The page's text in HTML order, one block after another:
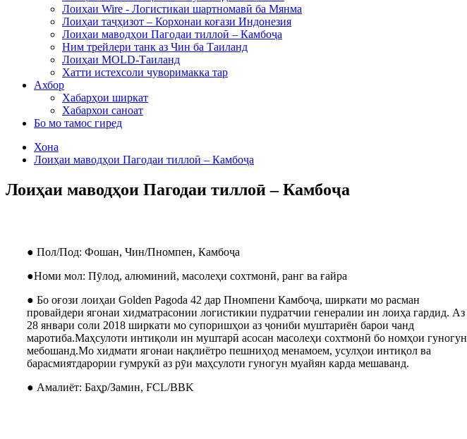
Лоиҳаи Wire - Логистикаи шартномавӣ ба Мянма
Лоиҳаи таҷҳизот – Корхонаи коғази Индонезия
Лоиҳаи маводҳои Пагодаи тиллоӣ – Камбоҷа
Ним трейлери танк аз Чин ба Таиланд
Лоиҳаи MOLD-Таиланд
Хатти истехсоли чуворимакка тар
Ахбор
Хабарҳои ширкат
Хабархои саноат
Бо мо тамос гиред
Хона
Лоиҳаи маводҳои Пагодаи тиллоӣ – Камбоҷа
Лоиҳаи маводҳои Пагодаи тиллоӣ – Камбоҷа
● Пол/Под: Фошан, Чин/Пномпен, Камбоҷа
●Номи мол: Пӯлод, алюминий, масолеҳи сохтмонӣ, ранг ва ғайра
● Бо оғози лоиҳаи Golden Pagoda 42 дар Пномпени Камбоҷа, ширкати мо расман
провайдери ягонаи хидматрасонии логистикии пудратчии генералии ин лоиҳа гардид. Аз
28 январи соли 2018 ширкати мо супоришҳои аз ҷониби муштариён барои чанд
маротиба.Маҳсулоти интиқоли ин муштарӣ асосан масолеҳи сохтмонӣ бо номҳои гуногун
мебошанд.Мо хидмати ягонаи нақлиётро пешниҳод менамоем, усулҳои интиқол ва
барасмиятдарории гумрукӣ аз рӯи маҳсулоти гуногун муайян карда мешаванд.
● Амалиёт: Баҳр/Замин, FCL/BBK